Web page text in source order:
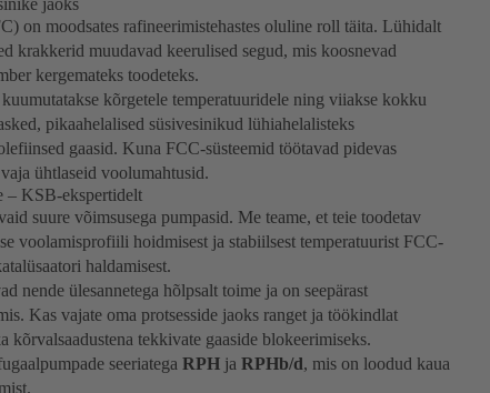
jaoks
on moodsates rafineerimistehastes oluline roll täita. Lühidalt
krakkerid muudavad keerulised segud, mis koosnevad
kergemateks toodeteks.
kõrgetele temperatuuridele ning viiakse kokku
pikaahelalised süsivesinikud lühiahelalisteks
gaasid. Kuna FCC-süsteemid töötavad pidevas
ühtlaseid voolumahtusid.
– KSB-ekspertidelt
suure võimsusega pumpasid. Me teame, et teie toodetav
voolamisprofiili hoidmisest ja stabiilsest temperatuurist FCC-
haldamisest.
nende ülesannetega hõlpsalt toime ja on seepärast
Kas vajate oma protsesside jaoks ranget ja töökindlat
tekkivate gaaside blokeerimiseks.
seeriatega RPH ja RPHb/d, mis on loodud kaua